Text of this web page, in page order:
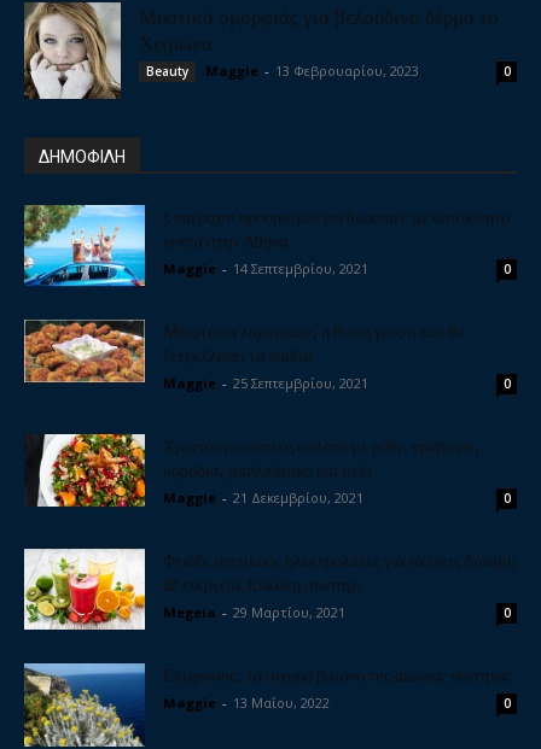
Μυστικά ομορφιάς για βελούδινο δέρμα το
Χειμώνα
Beauty Maggie - 13 Φεβρουαρίου, 2023 0
ΔΗΜΟΦΙΛΗ
5 υπέροχοι προορισμοί για διακοπές με αυτοκίνητο
κοντά στην Αθήνα
Maggie - 14 Σεπτεμβρίου, 2021 0
Μπιφτέκια λαχανικών, η θεϊκή γεύση που θα
ξετρελλάνει τα παιδιά
Maggie - 25 Σεπτεμβρίου, 2021 0
Χριστουγεννιάτικη σαλάτα με ρόδι, γραβιέρα,
καρύδια, μπαλσάμικο και μέλι
Maggie - 21 Δεκεμβρίου, 2021 0
Φτιάξε σπιτικούς ηλεκτρολύτες για να έχεις δύναμη
& ενέργεια. Εύκολη συνταγή
Megeia - 29 Μαρτίου, 2021 0
Ελίχρυσος, το ισχυρό βότανο της αιώνιας νεότητας
Maggie - 13 Μαΐου, 2022 0